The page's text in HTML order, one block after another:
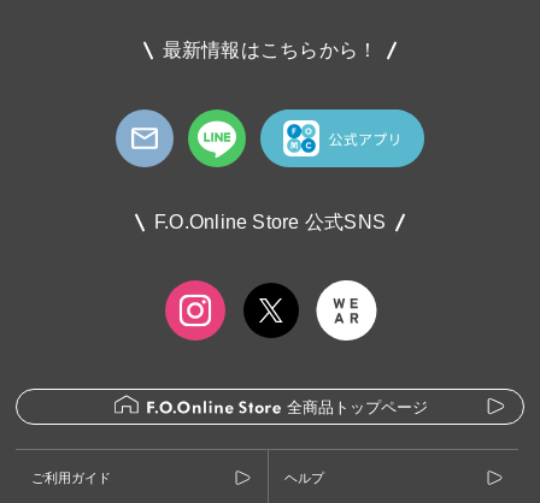
最新情報はこちらから！
F.O.Online Store 公式SNS
全商品トップページ
ご利用ガイド ヘルプ